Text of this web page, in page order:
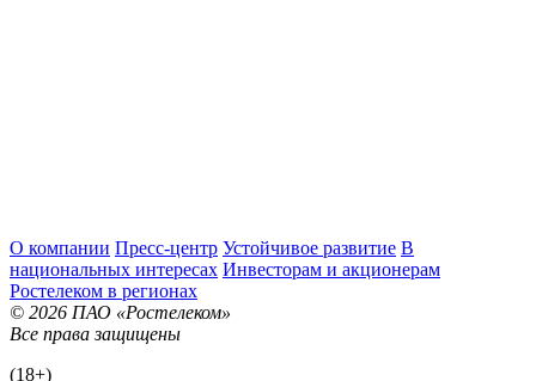
О компании Пресс-центр Устойчивое развитие В
национальных интересах Инвесторам и акционерам
Ростелеком в регионах
© 2026 ПАО «Ростелеком»
Все права защищены
(18+)